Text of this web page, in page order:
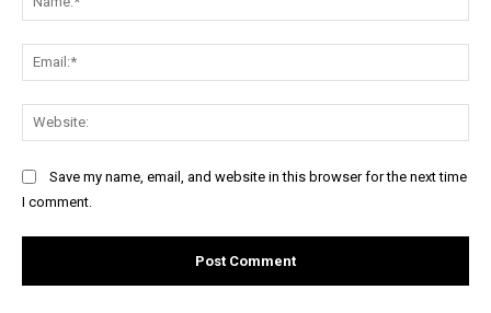
Save my name, email, and website in this browser for the next time
I comment.